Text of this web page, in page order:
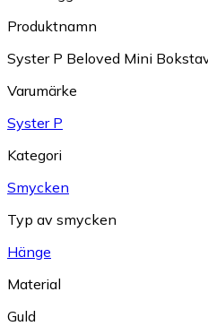
Produktnamn
Syster P Beloved Mini
Varumärke
Syster P
Kategori
Smycken
Typ av smycken
Hänge
Material
Guld